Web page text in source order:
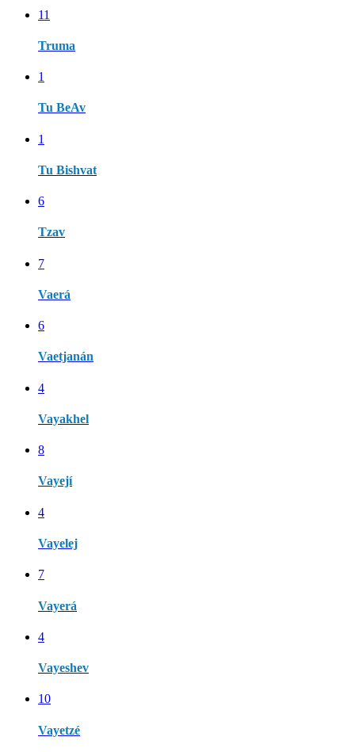
11
Truma
1
Tu BeAv
1
Tu Bishvat
6
Tzav
7
Vaerá
6
Vaetjanán
4
Vayakhel
8
Vayejí
4
Vayelej
7
Vayerá
4
Vayeshev
10
Vayetzé